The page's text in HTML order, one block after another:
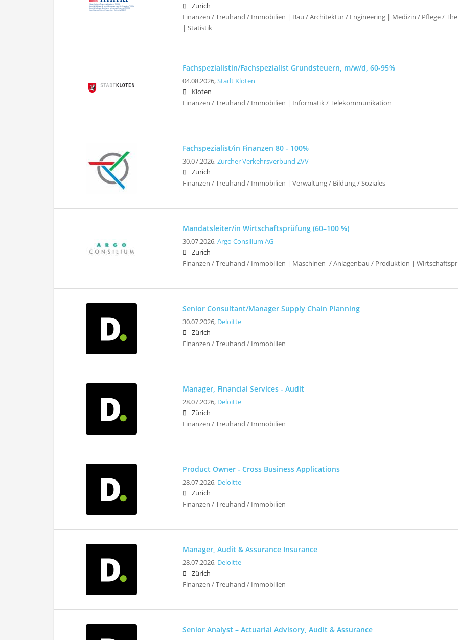
Zürich
Finanzen / Treuhand / Immobilien | Bau / Architektur / Engineering | Medizin / Pflege /
| Statistik
Fachspezialistin/Fachspezialist Grundsteuern, m/w/d, 60-95%
04.08.2026,Stadt Kloten
Kloten
Finanzen / Treuhand / Immobilien | Informatik / Telekommunikation
Fachspezialist/in Finanzen 80 - 100%
30.07.2026,Zürcher Verkehrsverbund ZVV
Zürich
Finanzen / Treuhand / Immobilien | Verwaltung / Bildung / Soziales
Mandatsleiter/in Wirtschaftsprüfung (60–100 %)
30.07.2026,Argo Consilium AG
Zürich
Finanzen / Treuhand / Immobilien | Maschinen- / Anlagenbau / Produktion |
Senior Consultant/Manager Supply Chain Planning
30.07.2026, Deloitte
Zürich
Finanzen / Treuhand / Immobilien
Manager, Financial Services - Audit
28.07.2026, Deloitte
Zürich
Finanzen / Treuhand / Immobilien
Product Owner - Cross Business Applications
28.07.2026, Deloitte
Zürich
Finanzen / Treuhand / Immobilien
Manager, Audit & Assurance Insurance
28.07.2026, Deloitte
Zürich
Finanzen / Treuhand / Immobilien
Senior Analyst – Actuarial Advisory, Audit & Assurance